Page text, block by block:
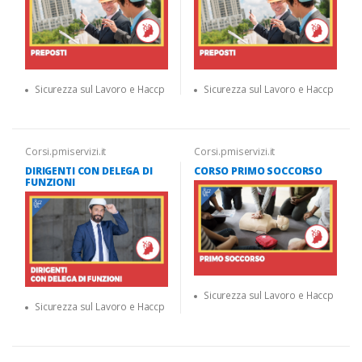
Sicurezza sul Lavoro e Haccp Sicurezza sul Lavoro e Haccp
Corsi.pmiservizi.it
DIRIGENTI CON DELEGA DI
FUNZIONI
Sicurezza sul Lavoro e Haccp
Corsi.pmiservizi.it
CORSO PRIMO SOCCORSO
Sicurezza sul Lavoro e Haccp